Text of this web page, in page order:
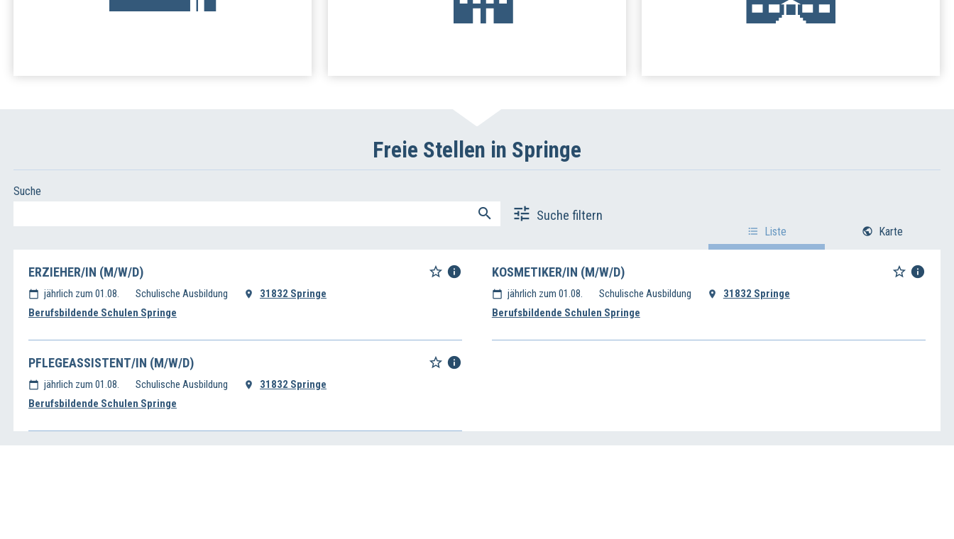
Freie Stellen in Springe
Suche
Suche filtern
Liste
ERZIEHER/IN (M/W/D)
jährlich zum 01.08. Schulische Ausbildung
31832 Springe
Berufsbildende Schulen Springe
KOSMETIKER/IN (M/W/D)
jährlich zum 01.08. Schulische Ausbildung
31832 Springe
Berufsbildende Schulen Springe
PFLEGEASSISTENT/IN (M/W/D)
jährlich zum 01.08. Schulische Ausbildung
31832 Springe
Berufsbildende Schulen Springe
Karte